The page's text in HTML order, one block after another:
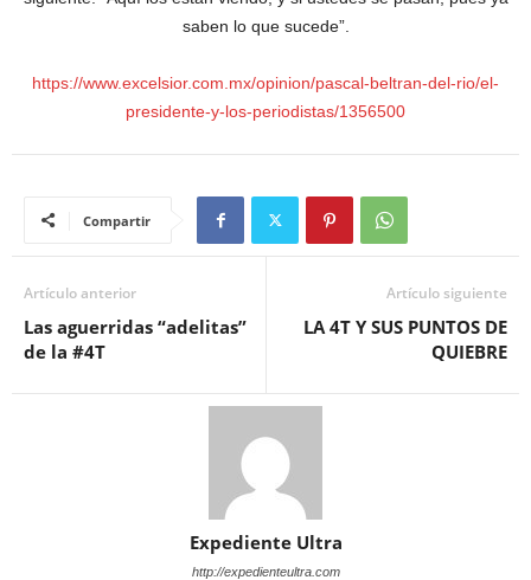
saben lo que sucede”.
https://www.excelsior.com.mx/opinion/pascal-beltran-del-rio/el-
presidente-y-los-periodistas/1356500
Compartir
Artículo anterior
Las aguerridas “adelitas”
de la #4T
Artículo siguiente
LA 4T Y SUS PUNTOS DE
QUIEBRE
Expediente Ultra
http://expedienteultra.com